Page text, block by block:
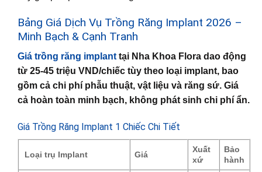
Bảng Giá Dịch Vụ Trồng Răng Implant 2026 –
Minh Bạch & Cạnh Tranh
Giá trồng răng implanttại Nha Khoa Flora dao động
từ 25-45 triệu VND/chiếc tùy theo loại implant, bao
gồm cả chi phí phẫu thuật, vật liệu và răng sứ. Giá
cả hoàn toàn minh bạch, không phát sinh chi phí ẩn.
Giá Trồng Răng Implant 1 Chiếc Chi Tiết
Loại trụ Implant Giá
Xuất
xứ
Bảo
hành